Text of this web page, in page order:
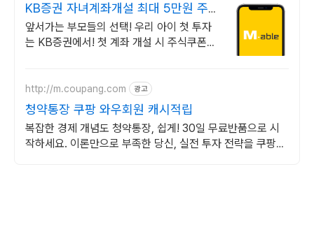
KB증권 자녀계좌개설 최대 5만원 주
식쿠폰
앞서가는 부모들의 선택! 우리 아이 첫 투자
는 KB증권에서! 첫 계좌 개설 시 주식쿠폰
http://m.coupang.com 광고
청약통장 쿠팡 와우회원 캐시적립
복잡한 경제 개념도 청약통장, 쉽게! 30일 무료반품으로 시
작하세요. 이론만으로 부족한 당신, 실전 투자 전략을 쿠팡에